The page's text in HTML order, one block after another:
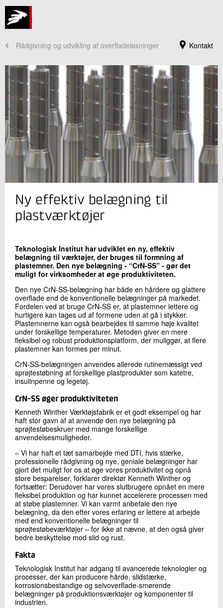
Kontakt
Rådgivning og udvikling af overfladeløsninger
Jeg er din kontaktperson
Henrik Horup Reitz
Forretningsleder, Civilingeniør
Tribologi
Skriv til mig
Send
Ny effektiv belægning til
plastværktøjer
Teknologisk Institut har udviklet en ny, effektiv
belægning til værktøjer, der bruges til formning af
plastemner. Den nye belægning - “CrN-SS” - gør det
muligt for virksomheder at øge produktiviteten.
Den nye CrN-SS-belægning har både en hårdere og glattere
overflade end de konventionelle belægninger på markedet.
Fordelen ved at bruge CrN-SS er, at plastemner lettere og
hurtigere kan tages ud af formene uden at gå i stykker.
Plastemnerne kan også bearbejdes til samme høje kvalitet
under forskellige temperaturer. Metoden giver en mere
fleksibel og robust produktionsplatform, der muliggør, at flere
plastemner kan formes per minut.
CrN-SS-belægningen anvendes allerede rutinemæssigt ved
sprøjtestøbning af forskellige plastprodukter som katetre,
insulinpenne og legetøj.
CrN-SS øger produktiviteten
Kenneth Winther Værktøjsfabrik er et godt eksempel og har
haft stor gavn af at anvende den nye belægning på
sprøjtestøbeskruer med mange forskellige
anvendelsesmuligheder.
– Vi har haft et tæt samarbejde med DTI, hvis stærke,
professionelle rådgivning og nye, geniale belægninger har
gjort det muligt for os at øge vores produktivitet og opnå
store besparelser, forklarer direktør Kenneth Winther og
fortsætter: Derudover har vores slutbrugere opnået en mere
fleksibel produktion og har kunnet accelerere processen med
at støbe plastemner. Vi kan varmt anbefale den nye
belægning, da den efter vores erfaring er lettere at arbejde
med end konventionelle belægninger til
sprøjtestøbeværktøjer – for ikke at nævne, at den også giver
bedre beskyttelse mod slid og rust.
Fakta
Teknologisk Institut har adgang til avancerede teknologier og
processer, der kan producere hårde, slidstærke,
korrosionsbestandige og selvoverflade-smørende
belægninger på produktionsværktøjer og komponenter til
industrien.